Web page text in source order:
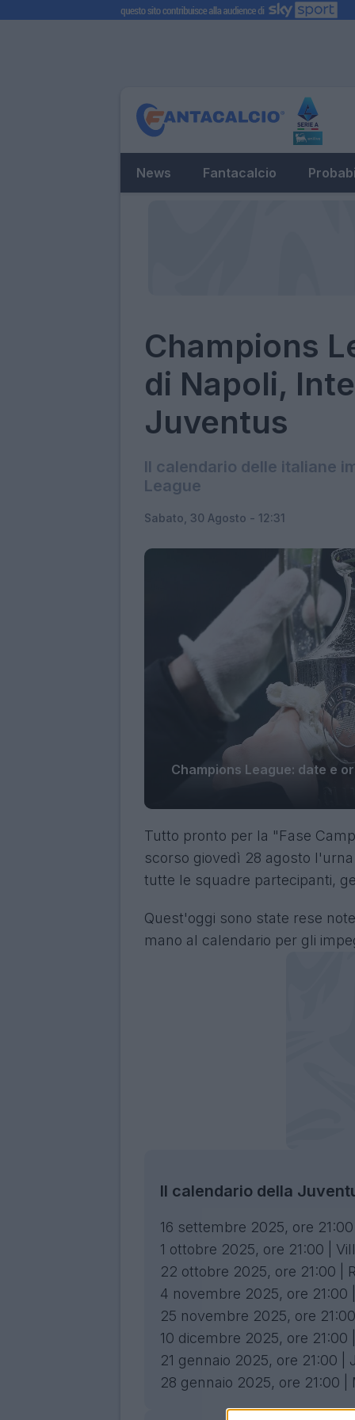
News Fantacalcio
Champions
di Napoli,
Juventus
Il calendario delle italiane
League
Sabato, 30 Agosto - 12:31
Champions League: date e
Tutto pronto per la "Fase
scorso giovedì 28 agosto
tutte le squadre partecipanti,
Quest'oggi sono state rese
mano al calendario per gli
Il calendario della
16 settembre 2025, ore
1 ottobre 2025, ore 21:00 |
22 ottobre 2025, ore 21:00 |
4 novembre 2025, ore 21:00
25 novembre 2025, ore
10 dicembre 2025, ore 21:00
21 gennaio 2025, ore 21:00 |
28 gennaio 2025, ore 21:00